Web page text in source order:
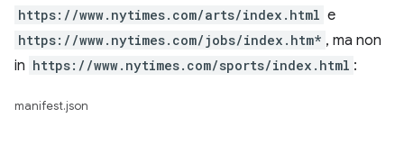
https://www.nytimes.com/arts/index.html e
https://www.nytimes.com/jobs/index.htm* , ma non
in https://www.nytimes.com/sports/index.html :
manifest.json